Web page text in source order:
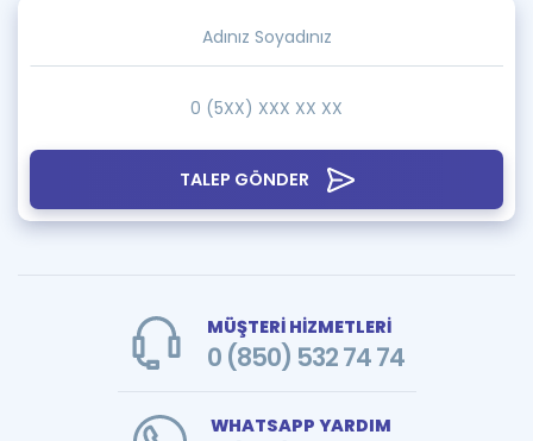
TALEP GÖNDER
MÜŞTERİ HİZMETLERİ
0 (850) 532 74 74
WHATSAPP YARDIM